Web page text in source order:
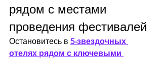
рядом с местами
проведения фестивалей
Остановитесь в 5-звездочных
отелях рядом с ключевыми